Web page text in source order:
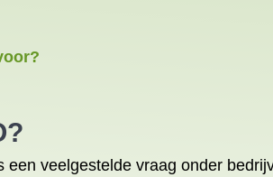
een veelgestelde vraag onder